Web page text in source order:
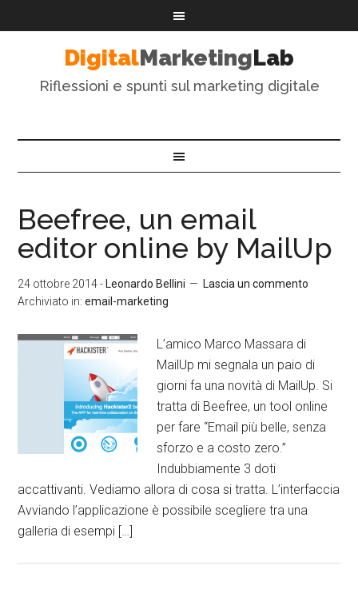
DigitalMarketingLab
Riflessioni e spunti sul marketing digitale
Beefree, un email
editor online by MailUp
24 ottobre 2014- Leonardo Bellini
Lascia un commento
Archiviato in:email-marketing
L’amico Marco Massara di
MailUp mi segnala un paio di
giorni fa una novità di MailUp. Si
tratta di Beefree, un tool online
per fare “Email più belle, senza
sforzo e a costo zero.”
Indubbiamente 3 doti
accattivanti. Vediamo allora di cosa si tratta. L’interfaccia
Avviando l’applicazione è possibile scegliere tra una
galleria di esempi […]